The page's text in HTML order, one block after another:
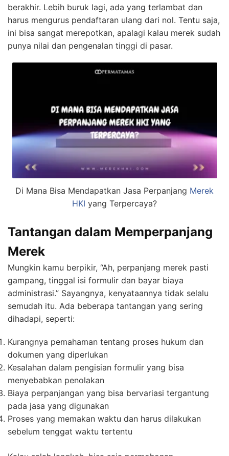
berakhir. Lebih buruk lagi, ada yang terlambat dan
harus mengurus pendaftaran ulang dari nol. Tentu saja,
ini bisa sangat merepotkan, apalagi kalau merek sudah
punya nilai dan pengenalan tinggi di pasar.
Di Mana Bisa Mendapatkan Jasa Perpanjang Merek
HKI yang Terpercaya?
Tantangan dalam Memperpanjang
Merek
Mungkin kamu berpikir, “Ah, perpanjang merek pasti
gampang, tinggal isi formulir dan bayar biaya
administrasi.” Sayangnya, kenyataannya tidak selalu
semudah itu. Ada beberapa tantangan yang sering
dihadapi, seperti:
Kurangnya pemahaman tentang proses hukum dan
dokumen yang diperlukan
Kesalahan dalam pengisian formulir yang bisa
menyebabkan penolakan
Biaya perpanjangan yang bisa bervariasi tergantung
pada jasa yang digunakan
Proses yang memakan waktu dan harus dilakukan
sebelum tenggat waktu tertentu